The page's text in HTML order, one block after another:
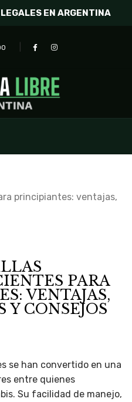
EN ARGENTINA
principiantes: ventajas,
PARA
VENTAJAS,
Y CONSEJOS
se han convertido en una
entre quienes
Su facilidad de manejo,